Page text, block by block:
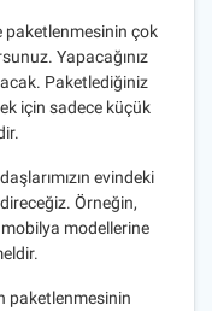
paketlenmesinin çok
Yapacağınız
Paketlediğiniz
için sadece küçük
evindeki
Örneğin,
modellerine
paketlenmesinin